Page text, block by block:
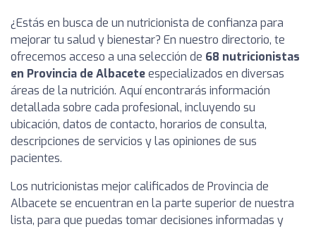
¿Estás en busca de un nutricionista de confianza para
mejorar tu salud y bienestar? En nuestro directorio, te
ofrecemos acceso a una selección de 68 nutricionistas
en Provincia de Albaceteespecializados en diversas
áreas de la nutrición. Aquí encontrarás información
detallada sobre cada profesional, incluyendo su
ubicación, datos de contacto, horarios de consulta,
descripciones de servicios y las opiniones de sus
pacientes.
Los nutricionistas mejor calificados de Provincia de
Albacete se encuentran en la parte superior de nuestra
lista, para que puedas tomar decisiones informadas y